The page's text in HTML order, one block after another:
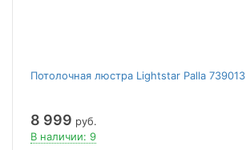
Потолочная люстра Lightstar Palla 739013
8 999 руб.
В наличии: 9